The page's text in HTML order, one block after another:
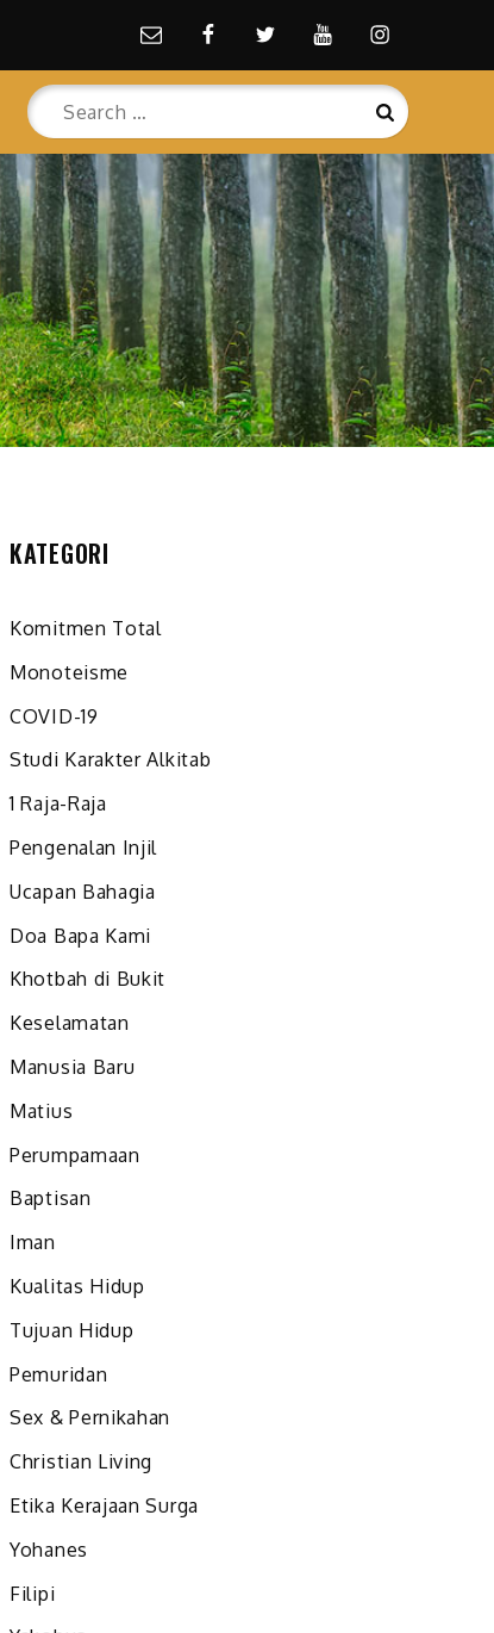
Email facebookTwitterYoutubeInstagram
Search
for:
Search
KATEGORI
Komitmen Total
Monoteisme
COVID-19
Studi Karakter Alkitab
1 Raja-Raja
Pengenalan Injil
Ucapan Bahagia
Doa Bapa Kami
Khotbah di Bukit
Keselamatan
Manusia Baru
Matius
Perumpamaan
Baptisan
Iman
Kualitas Hidup
Tujuan Hidup
Pemuridan
Sex & Pernikahan
Christian Living
Etika Kerajaan Surga
Yohanes
Filipi